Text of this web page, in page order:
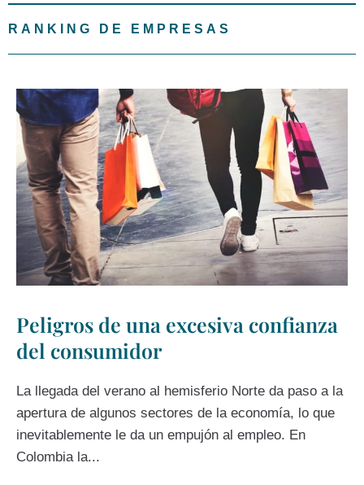
RANKING DE EMPRESAS
Peligros de una excesiva confianza
del consumidor
La llegada del verano al hemisferio Norte da paso a la
apertura de algunos sectores de la economía, lo que
inevitablemente le da un empujón al empleo. En
Colombia la...